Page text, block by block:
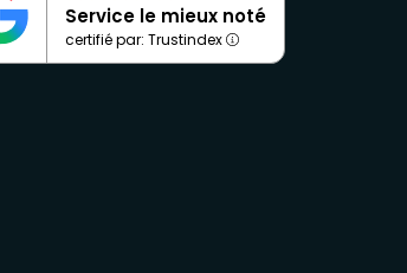
Service le mieux noté
certifié par: Trustindex